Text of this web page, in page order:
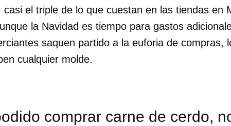
casi el triple de lo que cuestan en las tiendas en
la Navidad es tiempo para gastos
saquen partido a la euforia de compras,
cualquier molde.
comprar carne de cerdo,